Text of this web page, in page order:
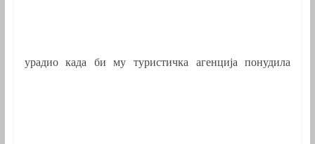
урадио када би му туристичка агенција понудила